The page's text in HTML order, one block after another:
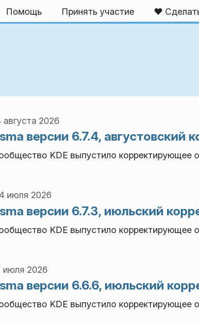
Помощь Принять участие ❤️
2026
версии 6.7.4,
KDE выпустило корректирующее
июля 2026
версии 6.7.3, июльский
KDE выпустило корректирующее
июля 2026
версии 6.6.6, июльский
KDE выпустило корректирующее